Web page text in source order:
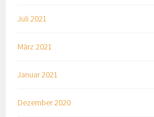
Juli 2021
März 2021
Januar 2021
Dezember 2020